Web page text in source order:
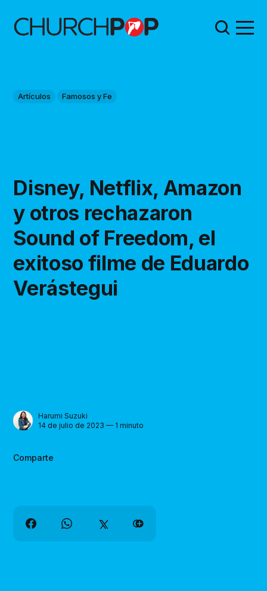
Artículos Famosos y Fe
Disney, Netflix, Amazon
y otros rechazaron
Sound of Freedom, el
exitoso filme de Eduardo
Verástegui
Harumi Suzuki
14 de julio de 2023 — 1 minuto
Comparte